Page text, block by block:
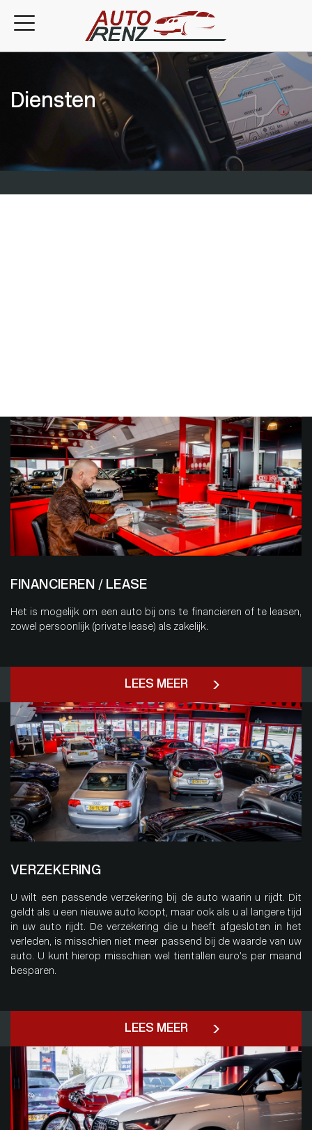
Diensten
FINANCIEREN / LEASE
Het is mogelijk om een auto bij ons te financieren of te leasen,
zowel persoonlijk (private lease) als zakelijk.
LEES MEER
VERZEKERING
U wilt een passende verzekering bij de auto waarin u rijdt. Dit
geldt als u een nieuwe auto koopt, maar ook als u al langere tijd
in uw auto rijdt. De verzekering die u heeft afgesloten in het
verleden, is misschien niet meer passend bij de waarde van uw
auto. U kunt hierop misschien wel tientallen euro’s per maand
besparen.
LEES MEER